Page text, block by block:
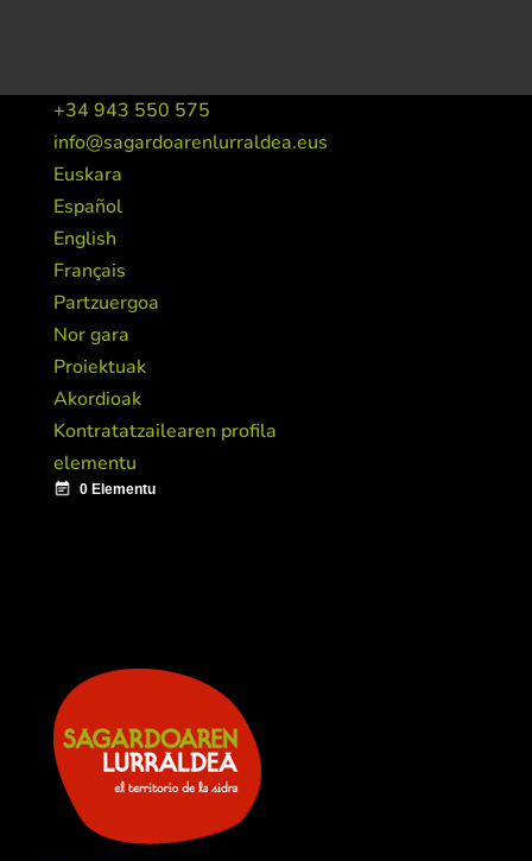
+34 943 550 575
info@sagardoarenlurraldea.eus
Euskara
Español
English
Français
Partzuergoa
Nor gara
Proiektuak
Akordioak
Kontratatzailearen profila
elementu